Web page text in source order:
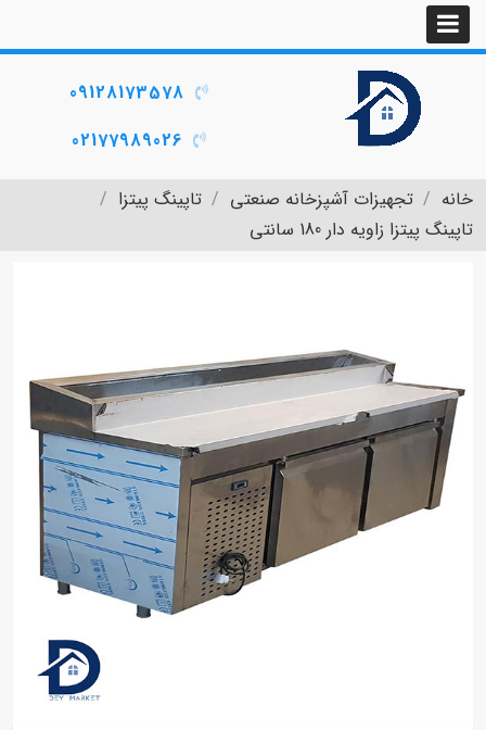
09128173578
02177989026
خانه تجهیزات آشپزخانه صنعتی
تاپینگ پیتزا
تاپینگ پیتزا زاویه دار 180 سانتی